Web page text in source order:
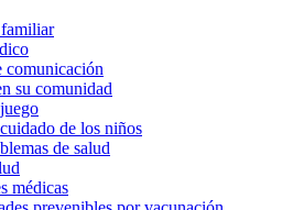
comunicación
su comunidad
de los niños
de salud
médicas